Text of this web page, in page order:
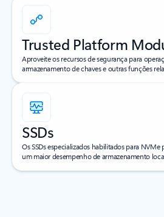
Trusted Platform
Aproveite os recursos de segurança para
armazenamento de chaves e outras funções
SSDs
Os SSDs especializados habilitados para
um maior desempenho de armazenamento